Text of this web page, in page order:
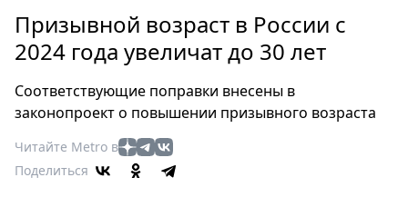
Россия
Мир
Еда
Мода
Театр
Призывной возраст в России с
2024 года увеличат до 30 лет
Соответствующие поправки внесены в
законопроект о повышении призывного возраста
Читайте Metro в
Поделиться